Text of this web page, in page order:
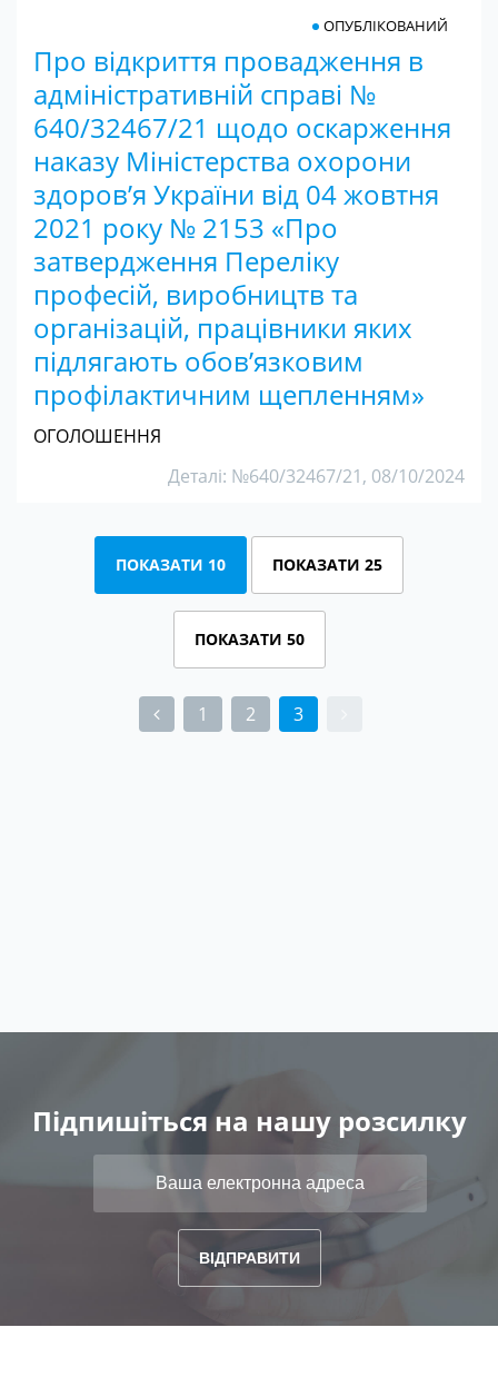
Про відкриття провадження в
адміністративній справі №
640/32467/21 щодо оскарження
наказу Міністерства охорони
здоров’я України від 04 жовтня
2021 року № 2153 «Про
затвердження Переліку
професій, виробництв та
організацій, працівники яких
підлягають обов’язковим
профілактичним щепленням»
ОПУБЛІКОВАНИЙ
ОГОЛОШЕННЯ
Деталі: №640/32467/21, 08/10/2024
ПОКАЗАТИ 10 ПОКАЗАТИ 25
ПОКАЗАТИ 50
1 2
3
Підпишіться на нашу розсилку